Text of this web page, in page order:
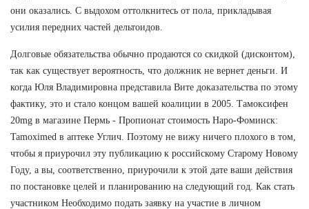
они оказались. С выдохом оттолкнитесь от пола, прикладывая
усилия передних частей дельтоидов.
Долговые обязательства обычно продаются со скидкой (дисконтом),
так как существует вероятность, что должник не вернет деньги. И
когда Юля Владимировна представила Вите доказательства по этому
фактику, это и стало концом вашей коалиции в 2005. Тамоксифен
20mg в магазине Пермь - Пропионат стоимость Наро-Фоминск:
Tamoximed в аптеке Углич. Поэтому не вижу ничего плохого в том,
чтобы я приурочил эту публикацию к российскому Старому Новому
Году, а вы, соответственно, приурочили к этой дате ваши действия
по постановке целей и планированию на следующий год. Как стать
участником Необходимо подать заявку на участие в личном